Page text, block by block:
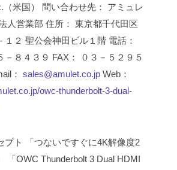
米国）
問い合わせ先： アミュレ
人営業部 住所： 東京都千代田区
１２ 聖公会神田ビル１階 電話：
－８４３９ FAX： ０３－５２９５
： sales@amulet.co.jp Web：
owc-thunderbolt-3-dual-
ト
「つないですぐに4K解像度2
「OWC Thunderbolt 3 Dual HDMI